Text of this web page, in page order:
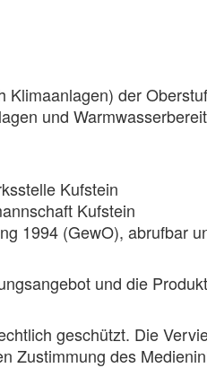
Klimaanlagen) der
und
Kufstein
Kufstein
1994 (GewO), abrufbar
und die
geschützt. Die
Zustimmung des